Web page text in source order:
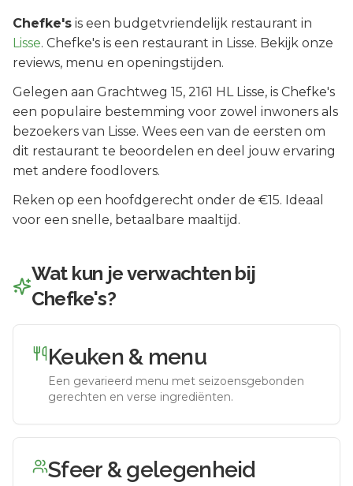
Chefke's is een budgetvriendelijk restaurant in
Lisse. Chefke's is een restaurant in Lisse. Bekijk onze
reviews, menu en openingstijden.
Gelegen aan Grachtweg 15, 2161 HL Lisse, is Chefke's
een populaire bestemming voor zowel inwoners als
bezoekers van Lisse. Wees een van de eersten om
dit restaurant te beoordelen en deel jouw ervaring
met andere foodlovers.
Reken op een hoofdgerecht onder de €15. Ideaal
voor een snelle, betaalbare maaltijd.
Wat kun je verwachten bij
Chefke's?
Keuken & menu
Een gevarieerd menu met seizoensgebonden
gerechten en verse ingrediënten.
Sfeer & gelegenheid